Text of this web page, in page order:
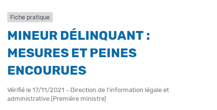
Fiche pratique
MINEUR DÉLINQUANT :
MESURES ET PEINES
ENCOURUES
Vérifié le 17/11/2021 - Direction de l'information légale et
administrative (Première ministre)